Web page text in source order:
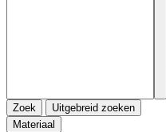
Zoek
Uitgebreid zoeken
Materiaal